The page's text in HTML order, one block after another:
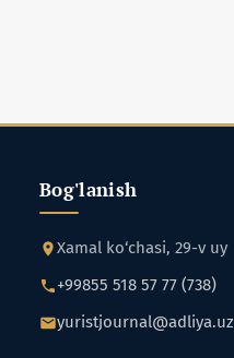
Bog'lanish
Xamal ko‘chasi, 29-v uy
+99855 518 57 77 (738)
yuristjournal@adliya.uz